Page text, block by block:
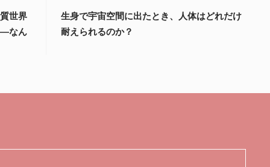
世界
なん
生身で宇宙空間に出たとき、人体はどれだけ
耐えられるのか？